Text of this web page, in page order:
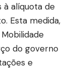
à alíquota de
Esta medida,
do governo
e